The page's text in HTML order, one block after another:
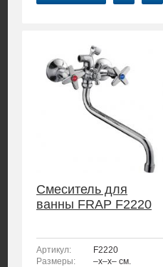
Смеситель для
ванны FRAP F2220
Артикул:
F2220
Размеры:
–x–x– см.